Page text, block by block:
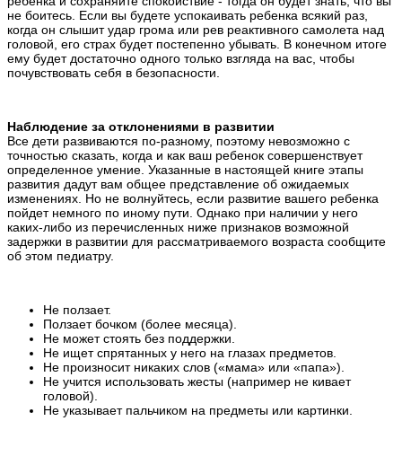
не боитесь. Если вы будете успокаивать ребенка всякий раз,
когда он слышит удар грома или рев реактивного самолета над
головой, его страх будет постепенно убывать. В конечном итоге
ему будет достаточно одного только взгляда на вас, чтобы
почувствовать себя в безопасности.
Наблюдение за отклонениями в развитии
Все дети развиваются по-разному, поэтому невозможно с
точностью сказать, когда и как ваш ребенок совершенствует
определенное умение. Указанные в настоящей книге этапы
развития дадут вам общее представление об ожидаемых
изменениях. Но не волнуйтесь, если развитие вашего ребенка
пойдет немного по иному пути. Однако при наличии у него
каких-либо из перечисленных ниже признаков возможной
задержки в развитии для рассматриваемого возраста сообщите
об этом педиатру.
Не ползает.
Ползает бочком (более месяца).
Не может стоять без поддержки.
Не ищет спрятанных у него на глазах предметов.
Не произносит никаких слов («мама» или «папа»).
Не учится использовать жесты (например не кивает
головой).
Не указывает пальчиком на предметы или картинки.